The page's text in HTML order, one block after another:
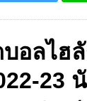
อลไฮ
23